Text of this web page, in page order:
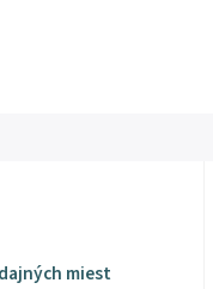
miest